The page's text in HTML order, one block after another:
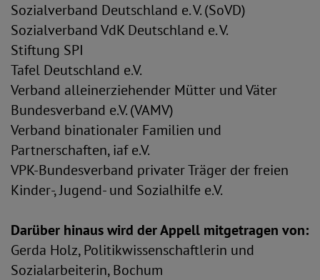
Sozialverband Deutschland e. V. (SoVD)
Sozialverband VdK Deutschland e. V.
Stiftung SPI
Tafel Deutschland e.V.
Verband alleinerziehender Mütter und Väter
Bundesverband e.V. (VAMV)
Verband binationaler Familien und
Partnerschaften, iaf e.V.
VPK-Bundesverband privater Träger der freien
Kinder-, Jugend- und Sozialhilfe e.V.
Darüber hinaus wird der Appell mitgetragen von:
Gerda Holz, Politikwissenschaftlerin und
Sozialarbeiterin, Bochum